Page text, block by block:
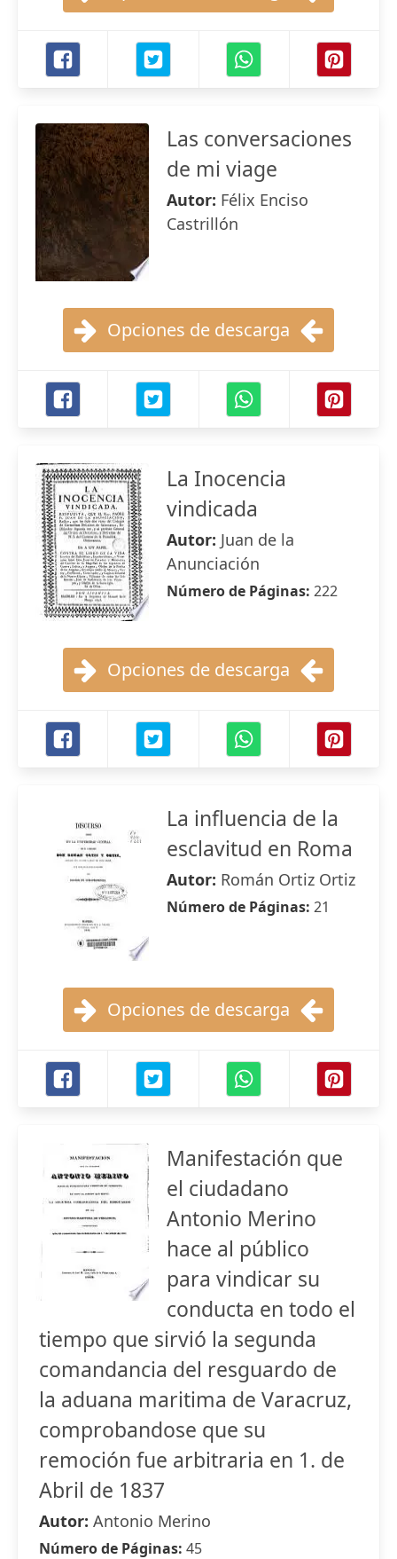
Las conversaciones
de mi viage
Autor: Félix Enciso
Castrillón
Opciones de descarga
La Inocencia
vindicada
Autor: Juan de la
Anunciación
Número de Páginas: 222
Opciones de descarga
La influencia de la
esclavitud en Roma
Autor: Román Ortiz Ortiz
Número de Páginas: 21
Opciones de descarga
Manifestación que
el ciudadano
Antonio Merino
hace al público
para vindicar su
conducta en todo el
tiempo que sirvió la segunda
comandancia del resguardo de
la aduana maritima de Varacruz,
comprobandose que su
remoción fue arbitraria en 1. de
Abril de 1837
Autor: Antonio Merino
Número de Páginas: 45